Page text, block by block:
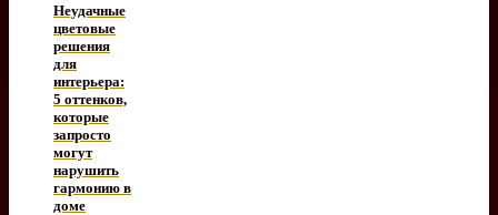
Неудачные
цветовые
решения
для
интерьера:
5 оттенков,
которые
запросто
могут
нарушить
гармонию в
доме